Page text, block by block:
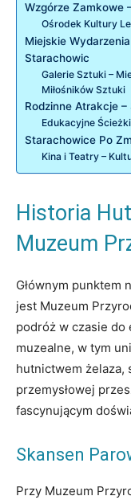
Wzgórze Zamkowe
Ośrodek Kultury
Miejskie
Starachowic
Galerie Sztuki –
Miłośników Sztuki
Rodzinne Atrakcje
Edukacyjne
Starachowice Po
Kina i Teatry –
Historia
Muzeum
Głównym punktem
jest Muzeum
podróż w czasie
muzealne, w tym
hutnictwem żelaza,
przemysłowej
fascynującym
Skansen
Przy Muzeum